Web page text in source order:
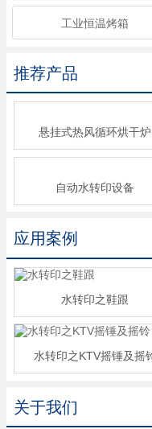
工业恒温烤箱
推荐产品
悬挂式热风循环烘干炉
自动水转印设备
应用案例
水转印之鞋跟
水转印之KTV摇锤及摇
关于我们